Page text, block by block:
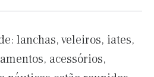
lanchas, veleiros, iates,
acessórios,